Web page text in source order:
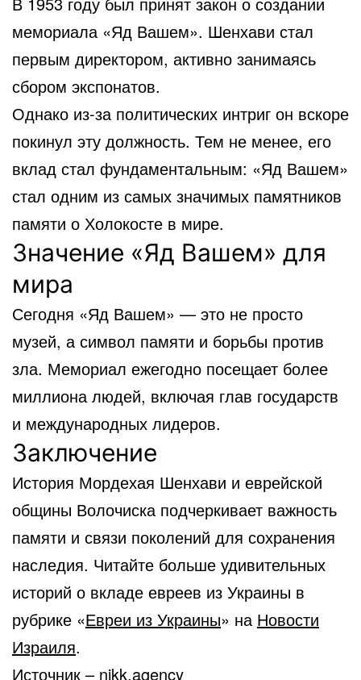
мемориала «Яд Вашем». Шенхави стал
первым директором, активно занимаясь
сбором экспонатов.
Однако из-за политических интриг он вскоре
покинул эту должность. Тем не менее, его
вклад стал фундаментальным: «Яд Вашем»
стал одним из самых значимых памятников
памяти о Холокосте в мире.
Значение «Яд Вашем» для
мира
Сегодня «Яд Вашем» — это не просто
музей, а символ памяти и борьбы против
зла. Мемориал ежегодно посещает более
миллиона людей, включая глав государств
и международных лидеров.
Заключение
История Мордехая Шенхави и еврейской
общины Волочиска подчеркивает важность
памяти и связи поколений для сохранения
наследия. Читайте больше удивительных
историй о вкладе евреев из Украины в
рубрике «Евреи из Украины» на Новости
Израиля.
Источник – nikk.agency